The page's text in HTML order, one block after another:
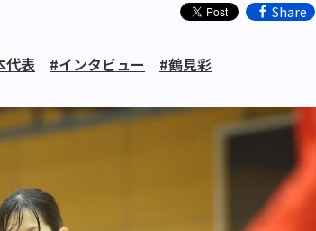
Share
代表 #インタビュー #鶴見彩